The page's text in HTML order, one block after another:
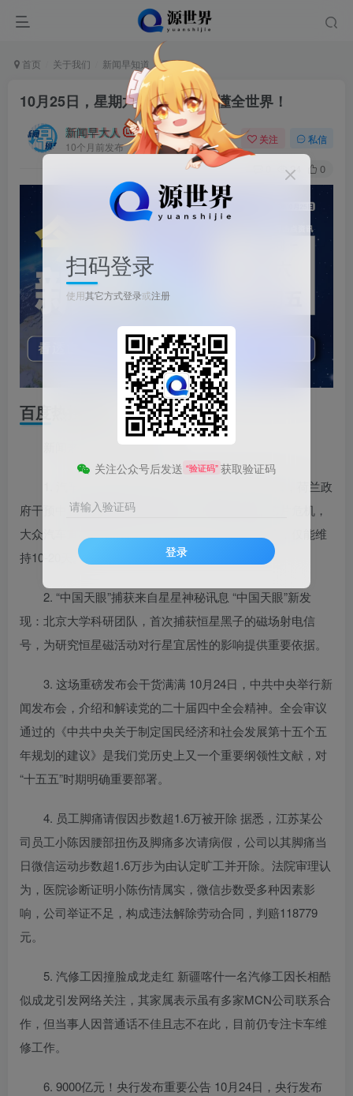
首页 关于我们 新闻早知道 正文
10月25日，星期六, 每天60秒读懂全世界！
新闻早大人
10个月前发布
关注 私信
24 0
百度热搜新闻
新闻来源：百度热搜榜
1. 汽车巨头拉响停产警报：芯片告急 10月23日，荷兰政
府干预中资控股的安世半导体运营引发全球汽车芯片危机，
大众汽车宣布其部分等核心车型，受芯片停产影响，仅能维
持10-20天。
2. “中国天眼”捕获来自星星神秘讯息 “中国天眼”新发
现：北京大学科研团队，首次捕获恒星黑子的磁场射电信
号，为研究恒星磁活动对行星宜居性的影响提供重要依据。
3. 这场重磅发布会干货满满 10月24日，中共中央举行新
闻发布会，介绍和解读党的二十届四中全会精神。全会审议
通过的《中共中央关于制定国民经济和社会发展第十五个五
年规划的建议》是我们党历史上又一个重要纲领性文献，对
“十五五”时期明确重要部署。
4. 员工脚痛请假因步数超1.6万被开除 据悉，江苏某公
司员工小陈因腰部扭伤及脚痛多次请病假，公司以其脚痛当
日微信运动步数超1.6万步为由认定旷工并开除。法院审理认
为，医院诊断证明小陈伤情属实，微信步数受多种因素影
响，公司举证不足，构成违法解除劳动合同，判赔118779
元。
5. 汽修工因撞脸成龙走红 新疆喀什一名汽修工因长相酷
似成龙引发网络关注，其家属表示虽有多家MCN公司联系合
作，但当事人因普通话不佳且志不在此，目前仍专注卡车维
修工作。
6. 9000亿元！央行发布重要公告 10月24日，央行发布
扫码登录
使用其它方式登录或注册
关注公众号后发送 “验证码” 获取验证码
请输入验证码
登录